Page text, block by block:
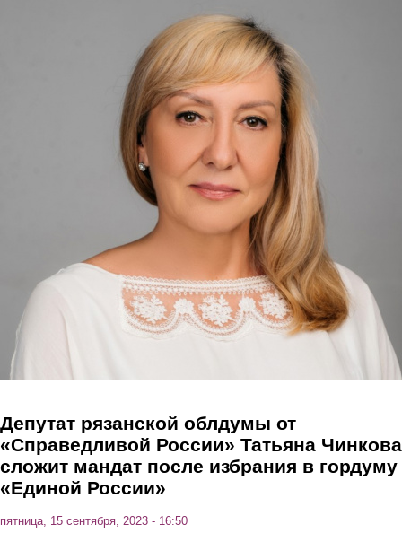
Депутат рязанской облдумы от
«Справедливой России» Татьяна Чинкова
сложит мандат после избрания в гордуму
«Единой России»
пятница, 15 сентября, 2023 - 16:50